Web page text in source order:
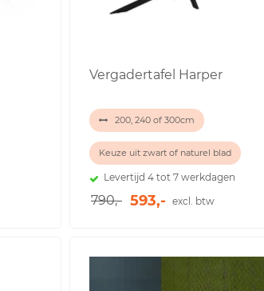
Vergadertafel Harper
200, 240 of 300cm
Keuze uit zwart of naturel blad
Levertijd 4 tot 7 werkdagen
790,- 593,- excl. btw